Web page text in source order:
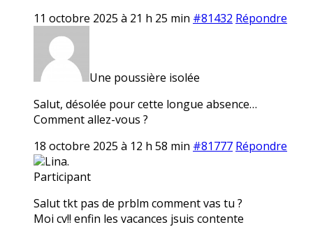
11 octobre 2025 à 21 h 25 min #81432 Répondre
Une poussière isolée
Salut, désolée pour cette longue absence…
Comment allez-vous ?
18 octobre 2025 à 12 h 58 min #81777 Répondre
Lina.
Participant
Salut tkt pas de prblm comment vas tu ?
Moi cv!! enfin les vacances jsuis contente